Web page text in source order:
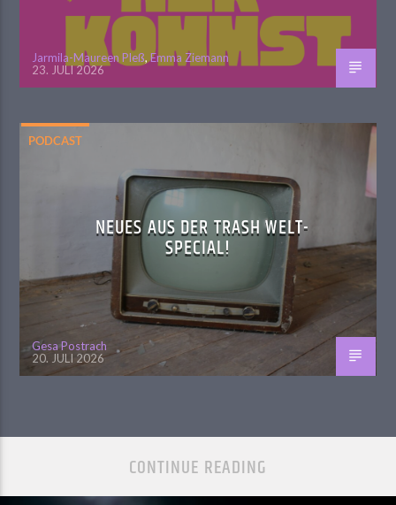
Jarmila-Maureen Pleß,Emma Ziemann
23. JULI 2026
PODCAST
NEUES AUS DER TRASH WELT-
SPECIAL!
Gesa Postrach
20. JULI 2026
CONTINUE READING